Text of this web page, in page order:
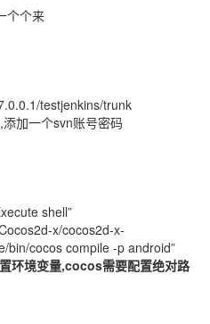
个个来
testjenkins/trunk
加一个svn账号密码
shell”
x/cocos2d-x-
bin/cocos compile -p android”
环境变量,cocos需要配置绝对路